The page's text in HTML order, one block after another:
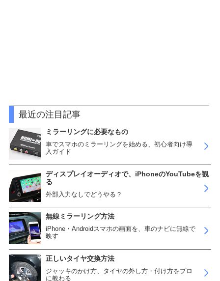
最近の注目記事
ミラーリングに必要なもの
車でスマホのミラーリングを始める、初心者向け導
入ガイド
ディスプレイオーディオで、iPhoneのYouTubeを観
る
外部入力なしでどうやる？
無線ミラーリング方法
iPhone・Androidスマホの画面を、車のナビに無線で
映す
正しいタイヤ交換方法
ジャッキのかけ方、タイヤの外し方・付け方をプロ
に教わる